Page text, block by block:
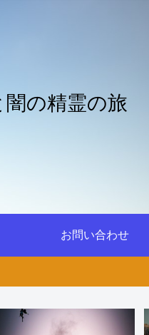
の精霊の旅
お問い合わせ